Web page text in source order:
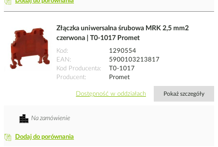
Złączka uniwersalna śrubowa MRK 2,5 mm2
czerwona | T0-1017 Promet
Kod
1290554
EAN
5900103213817
Kod Producenta
T0-1017
Producent
Promet
Dostępność w oddziałach Pokaż szczegóły
Dodaj do porównania
Na zamówienie